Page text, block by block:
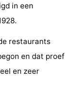
in een
restaurants
en dat proef
en zeer